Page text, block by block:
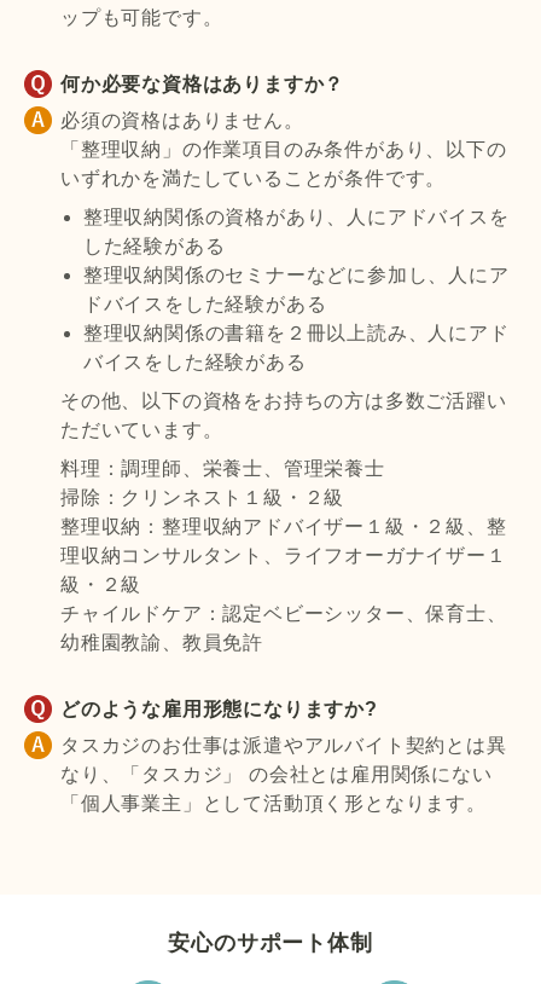
ップも可能です。
何か必要な資格はありますか？
必須の資格はありません。
「整理収納」の作業項目のみ条件があり、以下の
いずれかを満たしていることが条件です。
整理収納関係の資格があり、人にアドバイスを
した経験がある
整理収納関係のセミナーなどに参加し、人にア
ドバイスをした経験がある
整理収納関係の書籍を２冊以上読み、人にアド
バイスをした経験がある
その他、以下の資格をお持ちの方は多数ご活躍い
ただいています。
料理：調理師、栄養士、管理栄養士
掃除：クリンネスト１級・２級
整理収納：整理収納アドバイザー１級・２級、整
理収納コンサルタント、ライフオーガナイザー１
級・２級
チャイルドケア：認定ベビーシッター、保育士、
幼稚園教諭、教員免許
どのような雇用形態になりますか?
タスカジのお仕事は派遣やアルバイト契約とは異
なり、「タスカジ」 の会社とは雇用関係にない
「個人事業主」として活動頂く形となります。
安心のサポート体制